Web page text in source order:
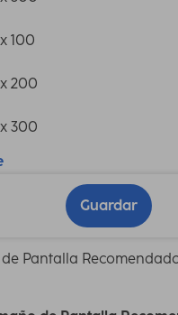
100
200
300
Guardar
Pantalla